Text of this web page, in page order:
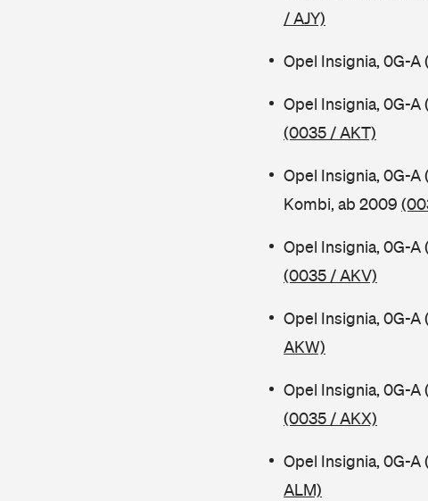
/ AJY)
Opel Insignia, 0G-A
Opel Insignia, 0G-A
(0035 / AKT)
Opel Insignia, 0G-A
Kombi, ab 2009
Opel Insignia, 0G-A
(0035 / AKV)
Opel Insignia, 0G-A
AKW)
Opel Insignia, 0G-A
(0035 / AKX)
Opel Insignia, 0G-A
ALM)